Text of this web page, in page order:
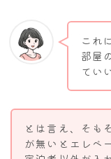
これ
部屋
てい
とは言え、そも
が無いとエレベ